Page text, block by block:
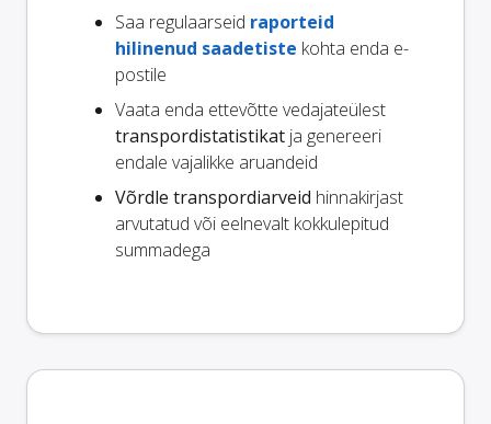
Saa regulaarseid raporteid
hilinenud saadetiste kohta enda e-
postile
Vaata enda ettevõtte vedajateülest
transpordistatistikat ja genereeri
endale vajalikke aruandeid
Võrdle transpordiarveid hinnakirjast
arvutatud või eelnevalt kokkulepitud
summadega